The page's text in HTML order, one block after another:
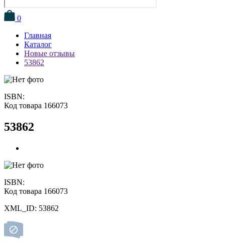
0
Главная
Каталог
Новые отзывы
53862
ISBN:
Код товара 166073
53862
ISBN:
Код товара 166073
XML_ID: 53862